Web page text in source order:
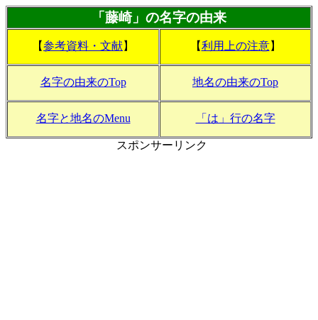
「藤崎」の名字の由来
【参考資料・文献】 【利用上の注意】
名字の由来のTop 地名の由来のTop
名字と地名のMenu 「は」行の名字
スポンサーリンク